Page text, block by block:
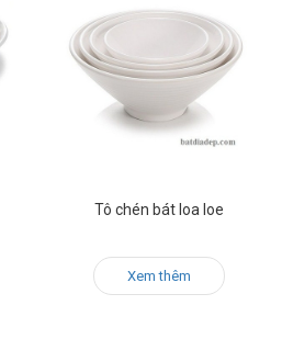
Tô chén bát loa loe
Xem thêm